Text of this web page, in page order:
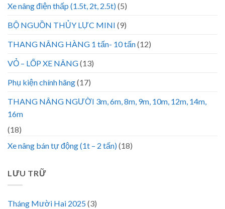
Xe nâng điện thấp (1.5t, 2t, 2.5t)(5)
BỘ NGUỒN THỦY LỰC MINI (9)
THANG NÂNG HÀNG 1 tấn- 10 tấn(12)
VỎ – LỐP XE NÂNG(13)
Phụ kiện chính hãng(17)
THANG NÂNG NGƯỜI 3m, 6m, 8m, 9m, 10m, 12m, 14m,
16m
(18)
Xe nâng bán tự động (1t – 2 tấn)(18)
LƯU TRỮ
Tháng Mười Hai 2025(3)